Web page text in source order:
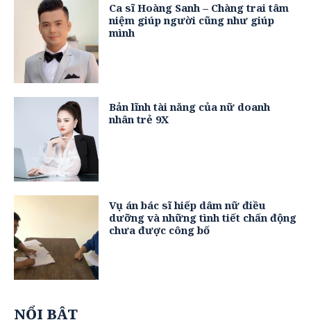
Ca sĩ Hoàng Sanh – Chàng trai tâm
niệm giúp người cũng như giúp
mình
Bản lĩnh tài năng của nữ doanh
nhân trẻ 9X
Vụ án bác sĩ hiếp dâm nữ điều
dưỡng và những tình tiết chấn động
chưa được công bố
NỔI BẬT